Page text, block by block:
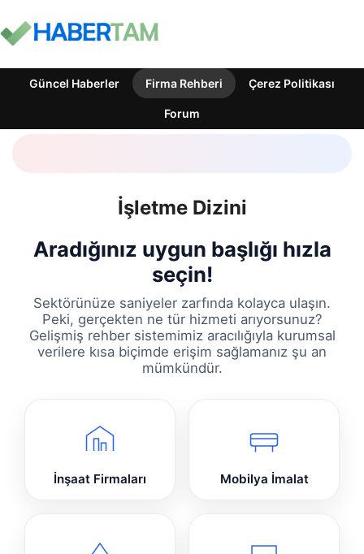
Güncel Haberler Firma Rehberi Çerez Politikası
Forum
İşletme Dizini
Aradığınız uygun başlığı hızla
seçin!
Sektörünüze saniyeler zarfında kolayca ulaşın.
Peki, gerçekten ne tür hizmeti arıyorsunuz?
Gelişmiş rehber sistemimiz aracılığıyla kurumsal
verilere kısa biçimde erişim sağlamanız şu an
mümkündür.
İnşaat Firmaları Mobilya İmalat